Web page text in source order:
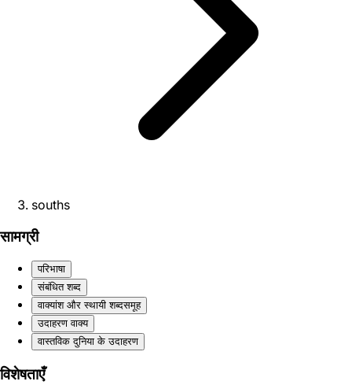
souths
सामग्री
परिभाषा
संबंधित शब्द
वाक्यांश और स्थायी शब्दसमूह
उदाहरण वाक्य
वास्तविक दुनिया के उदाहरण
विशेषताएँ